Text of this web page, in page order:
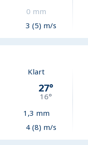
0 mm
3 (5) m/s
Klart
27°
16°
1,3 mm
4 (8) m/s